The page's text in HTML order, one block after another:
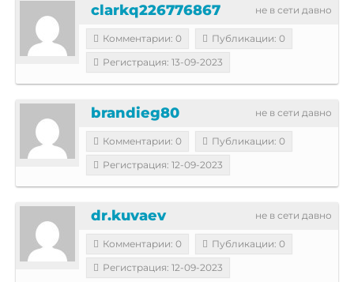
не в сети давно
clarkq226776867
Комментарии: 0
Публикации: 0
Регистрация: 13-09-2023
не в сети давно
brandieg80
Комментарии: 0
Публикации: 0
Регистрация: 12-09-2023
не в сети давно
dr.kuvaev
Комментарии: 0
Публикации: 0
Регистрация: 12-09-2023